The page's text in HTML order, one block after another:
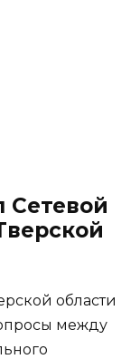
Сетевой
области
между